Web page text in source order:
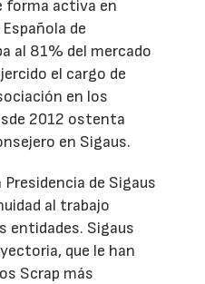
forma activa en
de
al 81% del mercado
el cargo de
en los
2012 ostenta
en Sigaus.
de Sigaus
al trabajo
entidades. Sigaus
que le han
Scrap más